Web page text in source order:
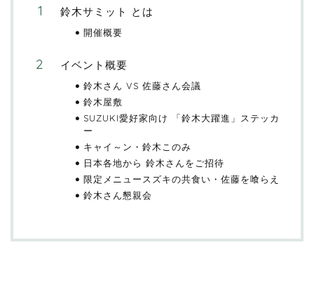
鈴木サミット とは
開催概要
イベント概要
鈴木さん VS 佐藤さん会議
鈴木屋敷
SUZUKI愛好家向け 「鈴木大躍進」ステッカ
ー
キャイ～ン・鈴木このみ
日本各地から 鈴木さんをご招待
限定メニュースズキの共食い・佐藤を喰らえ
鈴木さん懇親会